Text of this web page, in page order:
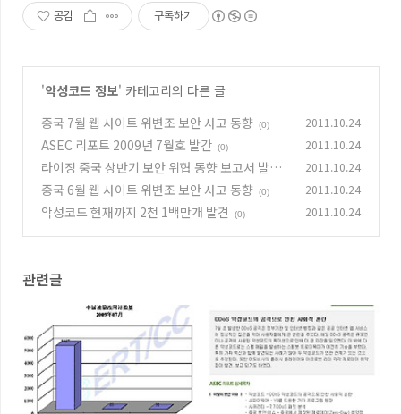
공감 구독하기
'악성코드 정보' 카테고리의 다른 글
중국 7월 웹 사이트 위변조 보안 사고 동향 (0) 2011.10.24
ASEC 리포트 2009년 7월호 발간 (0) 2011.10.24
라이징 중국 상반기 보안 위협 동향 보고서 발표
(0)
2011.10.24
중국 6월 웹 사이트 위변조 보안 사고 동향 (0) 2011.10.24
악성코드 현재까지 2천 1백만개 발견 (0) 2011.10.24
관련글